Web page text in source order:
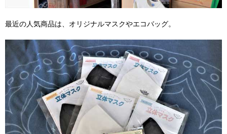
最近の人気商品は、オリジナルマスクやエコバッグ。